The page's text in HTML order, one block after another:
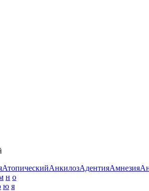
АтопическийАнкилозАдентияАмнезия
н о
ю я